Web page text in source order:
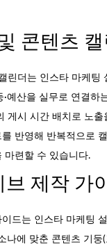
콘텐츠 캘
린더는 인스타 마케팅
예산을 실무로 연결하
게시 시간 배치로 노출
반영해 반복적으로
마련할 수 있습니다.
브 제작 가
드는 인스타 마케팅
나에 맞춘 콘텐츠 기둥(